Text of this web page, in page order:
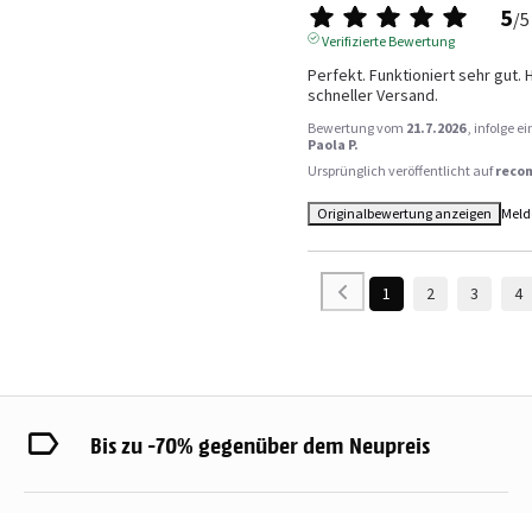
5/5
Verifizierte Bewertung
Perfekt. Funktioniert sehr gut.
schneller Versand.
Bewertung vom 21.7.2026 , infolge
Paola P.
Ursprünglich veröffentlicht auf
Originalbewertung anzeigen
1 2 3 4
Bis zu -70% gegenüber dem Neupreis